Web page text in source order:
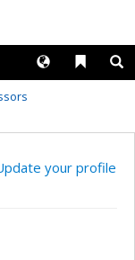
Liens
Langues
your profile